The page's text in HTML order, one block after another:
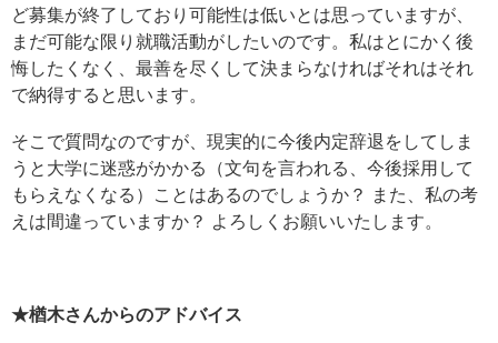
ど募集が終了しており可能性は低いとは思っていますが、
まだ可能な限り就職活動がしたいのです。私はとにかく後
悔したくなく、最善を尽くして決まらなければそれはそれ
で納得すると思います。
そこで質問なのですが、現実的に今後内定辞退をしてしま
うと大学に迷惑がかかる（文句を言われる、今後採用して
もらえなくなる）ことはあるのでしょうか？ また、私の考
えは間違っていますか？ よろしくお願いいたします。
★楢木さんからのアドバイス